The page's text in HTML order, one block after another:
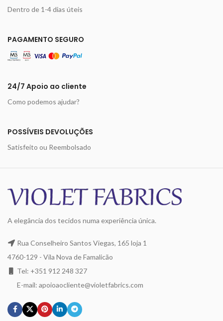
Dentro de 1-4 dias úteis
PAGAMENTO SEGURO
24/7 Apoio ao cliente
Como podemos ajudar?
POSSÍVEIS DEVOLUÇÕES
Satisfeito ou Reembolsado
A elegância dos tecidos numa experiência única.
Rua Conselheiro Santos Viegas, 165 loja 1
4760-129 - Vila Nova de Famalicão
Tel: +351 912 248 327
E-mail: apoioaocliente@violetfabrics.com